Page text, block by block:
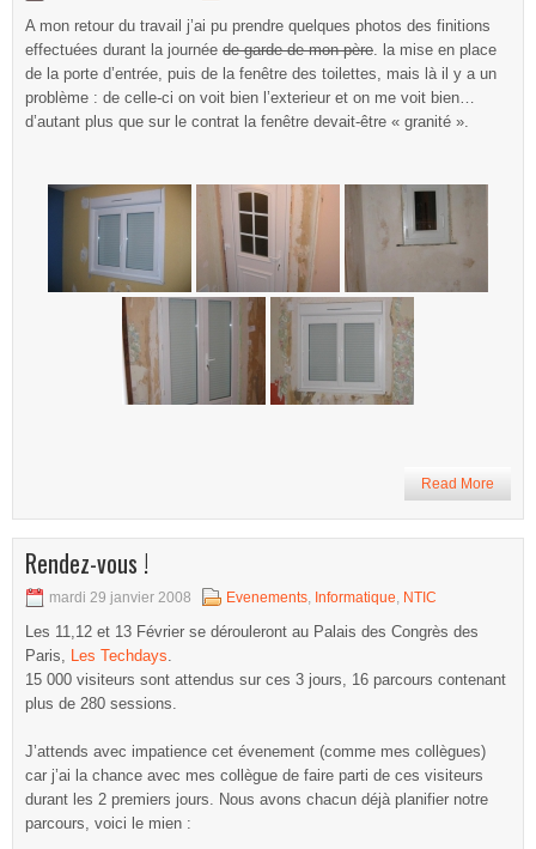
A mon retour du travail j’ai pu prendre quelques photos des finitions
effectuées durant la journée de garde de mon père. la mise en place
de la porte d’entrée, puis de la fenêtre des toilettes, mais là il y a un
problème : de celle-ci on voit bien l’exterieur et on me voit bien…
d’autant plus que sur le contrat la fenêtre devait-être « granité ».
Read More
Rendez-vous !
mardi 29 janvier 2008 Evenements, Informatique, NTIC
Les 11,12 et 13 Février se dérouleront au Palais des Congrès des
Paris, Les Techdays.
15 000 visiteurs sont attendus sur ces 3 jours, 16 parcours contenant
plus de 280 sessions.
J’attends avec impatience cet évenement (comme mes collègues)
car j’ai la chance avec mes collègue de faire parti de ces visiteurs
durant les 2 premiers jours. Nous avons chacun déjà planifier notre
parcours, voici le mien :